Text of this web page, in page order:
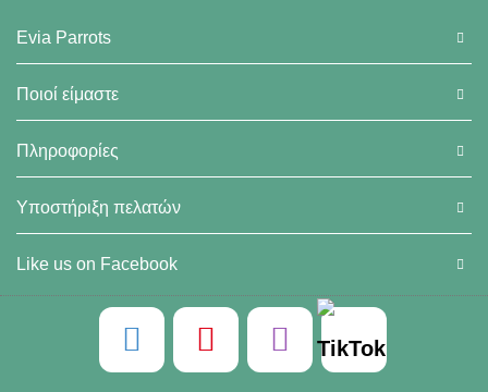
Evia Parrots
Ποιοί είμαστε
Πληροφορίες
Υποστήριξη πελατών
Like us on Facebook